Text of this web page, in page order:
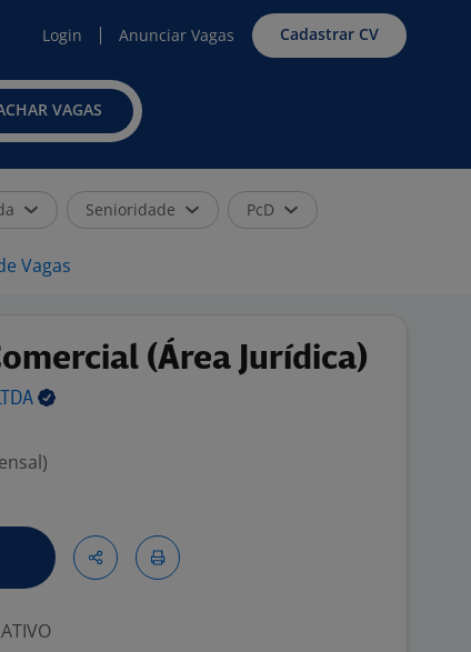
Login Anunciar Vagas Cadastrar CV
VAGAS
Senioridade PcD
Vagas
(Área Jurídica)